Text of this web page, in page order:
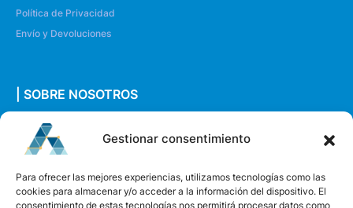
Gestionar consentimiento
Para ofrecer las mejores experiencias, utilizamos tecnologías como las
cookies para almacenar y/o acceder a la información del dispositivo. El
consentimiento de estas tecnologías nos permitirá procesar datos como
Política de Privacidad
Envío y Devoluciones
| SOBRE NOSOTROS
Quiénes somos
Envíanos un mensaje